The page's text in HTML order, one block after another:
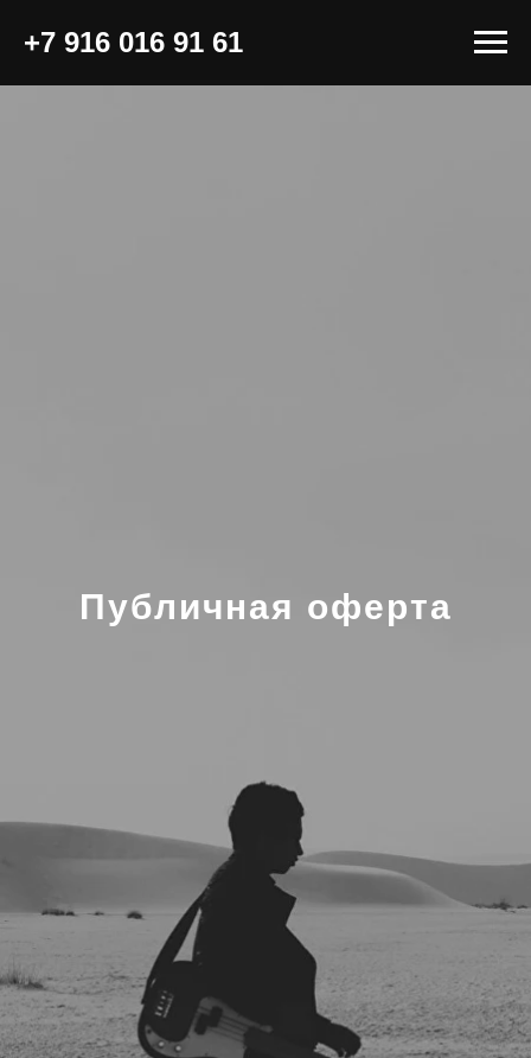
+7 916 016 91 61
Публичная оферта